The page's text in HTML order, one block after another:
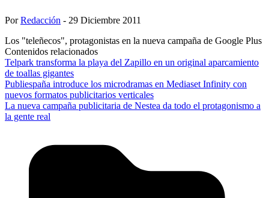
PorRedacción - 29 Diciembre 2011
Los "teleñecos", protagonistas en la nueva campaña de Google Plus
Contenidos relacionados
Telpark transforma la playa del Zapillo en un original aparcamiento
de toallas gigantes
Publiespaña introduce los microdramas en Mediaset Infinity con
nuevos formatos publicitarios verticales
La nueva campaña publicitaria de Nestea da todo el protagonismo a
la gente real